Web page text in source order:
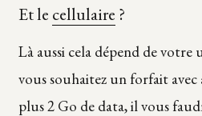
Et le cellulaire ?
Là aussi cela dépend de votre
vous souhaitez un forfait
plus 2 Go de data, il vous